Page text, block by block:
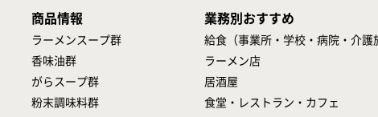
商品情報
ラーメンスープ群
香味油群
がらスープ群
粉末調味料群
業務別おすすめ
給食（事業所・学校・病院・介護
ラーメン店
居酒屋
食堂・レストラン・カフェ